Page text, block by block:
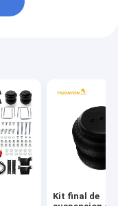
Kit final de